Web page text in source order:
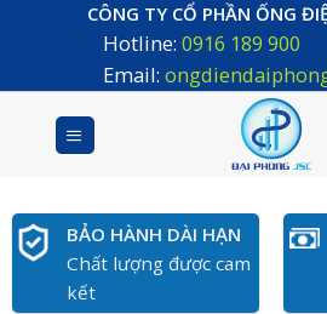
CÔNG TY CỔ PHẦN ỐNG
Hotline: 0916 189 900
Email:
BẢO HÀNH DÀI HẠN
Chất lượng được cam
kết